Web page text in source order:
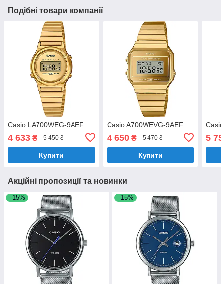
Подібні товари компанії
Casio LA700WEG-9AEF
4 633 ₴ 5 450 ₴
Купити
Casio A700WEVG-9AEF
4 650₴ 5 470 ₴
Купити
5
Акційні пропозиції та новинки
–15% –15%